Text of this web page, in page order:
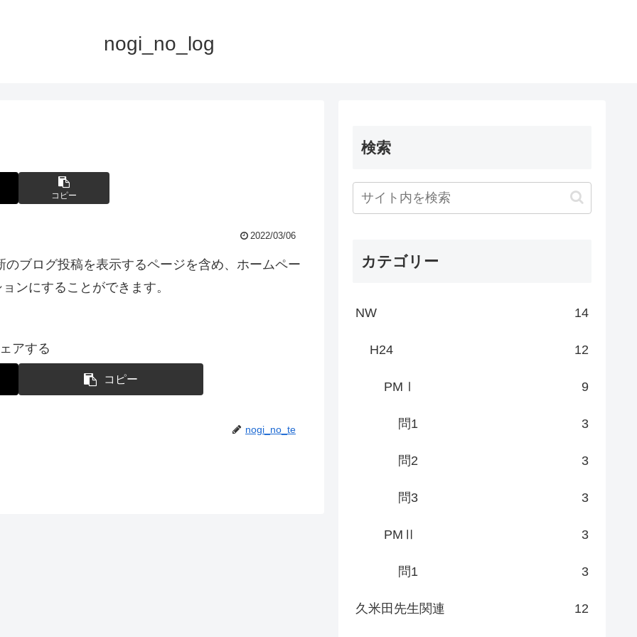
nogi_no_log
コピー
2022/03/06
ブログ投稿を表示するページを含め、ホームペー
ンにすることができます。
アする
コピー
nogi_no_te
検索
カテゴリー
NW 14
H24 12
PMⅠ 9
問1 3
問2 3
問3 3
PMⅡ 3
問1 3
久米田先生関連 12